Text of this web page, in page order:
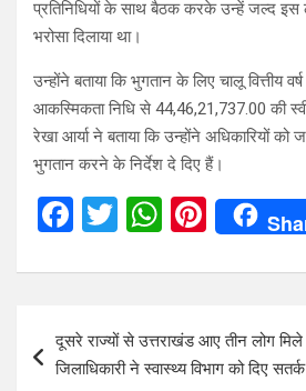
प्रतिनिधियों के साथ बैठक करके उन्हें जल्द इस
भरोसा दिलाया था।
उन्होंने बताया कि भुगतान के लिए चालू वित्तीय
आकस्मिकता निधि से 44,46,21,737.00 की
रेखा आर्या ने बताया कि उन्होंने अधिकारियों को
भुगतान करने के निर्देश दे दिए हैं।
F
ce
b
o
T
tt
er
W
at
A
Pi
er
t
navigation
दूसरे राज्यों से उत्तराखंड आए तीन लोग मिले
जिलाधिकारी ने स्वास्थ्य विभाग को दिए